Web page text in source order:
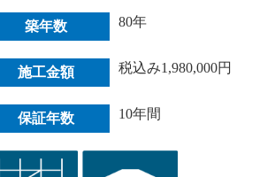
築年数 80年
施工金額 税込み1,980,000円
保証年数 10年間